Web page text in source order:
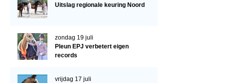
Animal Health Regulation
Marktplaats
Tarievenlijst
Veel gestelde vragen
Uitslag regionale keuring Noord
zondag 19 juli
Pleun EPJ verbetert eigen
records
vrijdag 17 juli